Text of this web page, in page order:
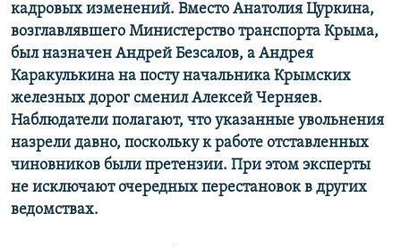
кадровых изменений. Вместо Анатолия Цуркина,
возглавлявшего Министерство транспорта Крыма,
был назначен Андрей Безсалов, а Андрея
Каракулькина на посту начальника Крымских
железных дорог сменил Алексей Черняев.
Наблюдатели полагают, что указанные увольнения
назрели давно, поскольку к работе отставленных
чиновников были претензии. При этом эксперты
не исключают очередных перестановок в других
ведомствах.